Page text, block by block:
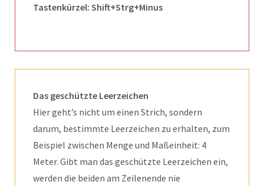
Tastenkürzel: Shift+Strg+Minus
Das geschützte Leerzeichen
Hier geht’s nicht um einen Strich, sondern
darum, bestimmte Leerzeichen zu erhalten, zum
Beispiel zwischen Menge und Maßeinheit: 4
Meter. Gibt man das geschützte Leerzeichen ein,
werden die beiden am Zeilenende nie